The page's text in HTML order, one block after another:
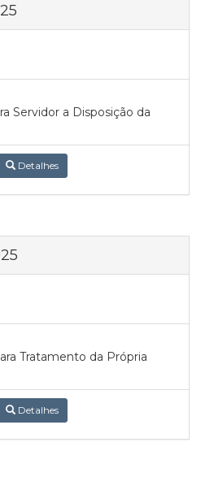
Servidor a Disposição da
Detalhes
Tratamento da Própria
Detalhes